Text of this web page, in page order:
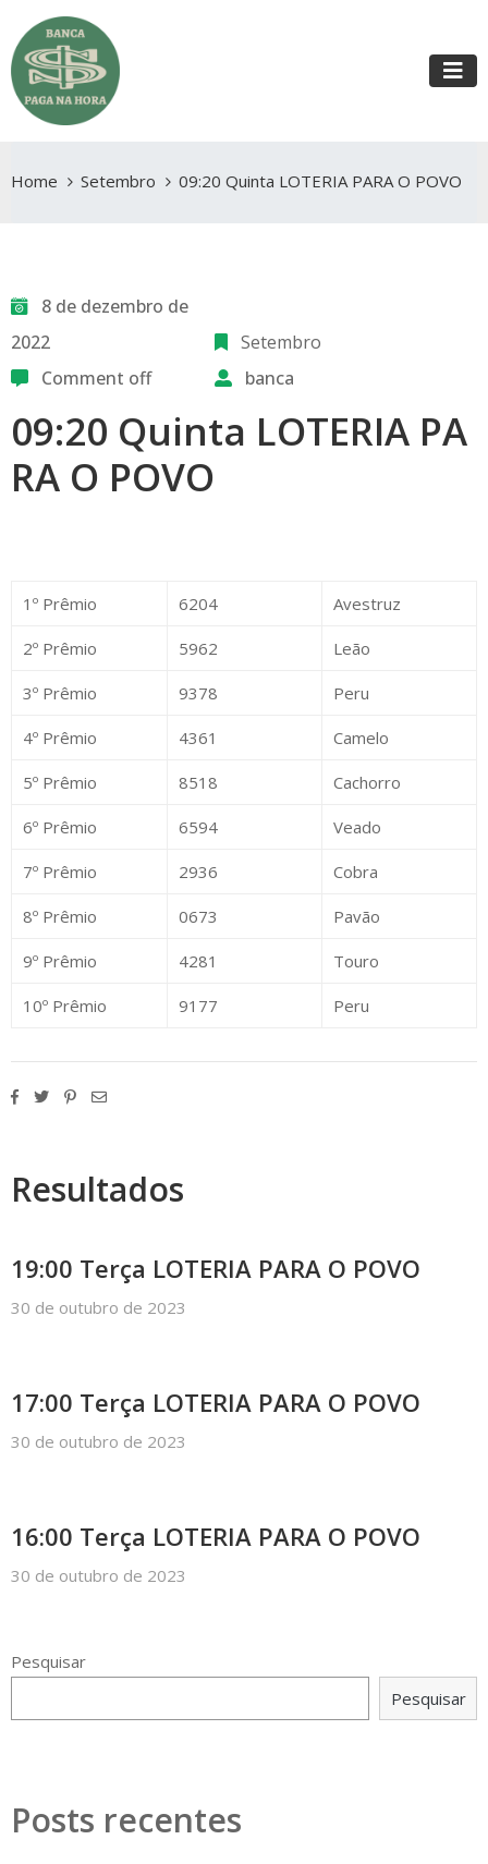
Home Setembro 09:20 Quinta LOTERIA PARA O POVO
8 de dezembro de
2022
Setembro
Comment off
banca
09:20 Quinta LOTERIA PA
RA O POVO
1º Prêmio 6204 Avestruz
2º Prêmio 5962 Leão
3º Prêmio 9378 Peru
4º Prêmio 4361 Camelo
5º Prêmio 8518 Cachorro
6º Prêmio 6594 Veado
7º Prêmio 2936 Cobra
8º Prêmio 0673 Pavão
9º Prêmio 4281 Touro
10º Prêmio 9177 Peru
Resultados
19:00 Terça LOTERIA PARA O POVO
30 de outubro de 2023
17:00 Terça LOTERIA PARA O POVO
30 de outubro de 2023
16:00 Terça LOTERIA PARA O POVO
30 de outubro de 2023
Pesquisar
Pesquisar
Posts recentes